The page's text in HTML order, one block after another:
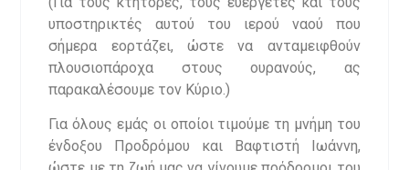
υποστηρικτές αυτού του ιερού ναού που
σήμερα εορτάζει, ώστε να ανταμειφθούν
πλουσιοπάροχα στους ουρανούς, ας
παρακαλέσουμε τον Κύριο.)
Για όλους εμάς οι οποίοι τιμούμε τη μνήμη του
ένδοξου Προδρόμου και Βαφτιστή Ιωάννη,